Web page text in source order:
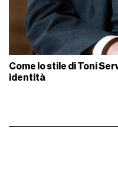
Come lo stile di Toni
identità